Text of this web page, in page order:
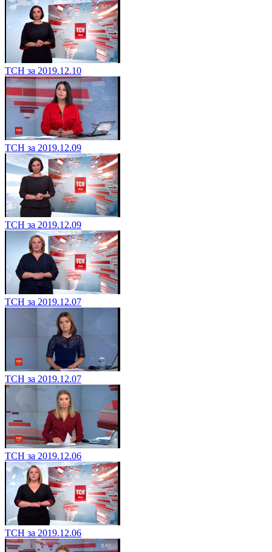
ТСН за 2019.12.10
ТСН за 2019.12.09
ТСН за 2019.12.09
ТСН за 2019.12.07
ТСН за 2019.12.07
ТСН за 2019.12.06
ТСН за 2019.12.06